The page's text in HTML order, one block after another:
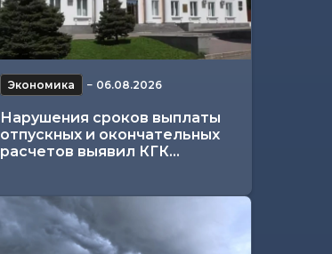
Экономика − 06.08.2026
Нарушения сроков выплаты
отпускных и окончательных
расчетов выявил КГК...